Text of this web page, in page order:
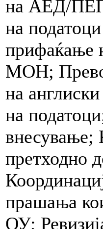
на АЕД/ПЕП
на
прифаќање
МОН;
на
на
внесување;
претходно
прашања
ОУ;